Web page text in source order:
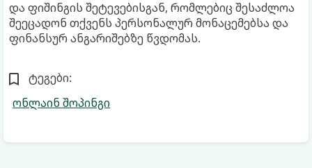
და ფიშინგის შეტევებისგან, რომლებიც შესაძლოა
შეეცადონ თქვენს პერსონალურ მონაცემებსა და
ფინანსურ ანგარიშებზე წვდომას.
ტეგები:
ონლაინ შოპინგი